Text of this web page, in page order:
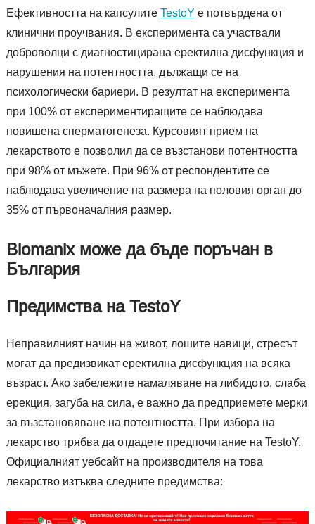
Ефективността на капсулите TestoY е потвърдена от
клинични проучвания. В експеримента са участвали
доброволци с диагностицирана еректилна дисфункция и
нарушения на потентността, дължащи се на
психологически бариери. В резултат на експеримента
при 100% от експериментиращите се наблюдава
повишена сперматогенеза. Курсовият прием на
лекарството е позволил да се възстанови потентността
при 98% от мъжете. При 96% от респондентите се
наблюдава увеличение на размера на половия орган до
35% от първоначалния размер.
Biomanix може да бъде поръчан в
България
Предимства на TestoY
Неправилният начин на живот, лошите навици, стресът
могат да предизвикат еректилна дисфункция на всяка
възраст. Ако забележите намаляване на либидото, слаба
ерекция, загуба на сила, е важно да предприемете мерки
за възстановяване на потентността. При избора на
лекарство трябва да отдадете предпочитание на TestoY.
Официалният уебсайт на производителя на това
лекарство изтъква следните предимства: